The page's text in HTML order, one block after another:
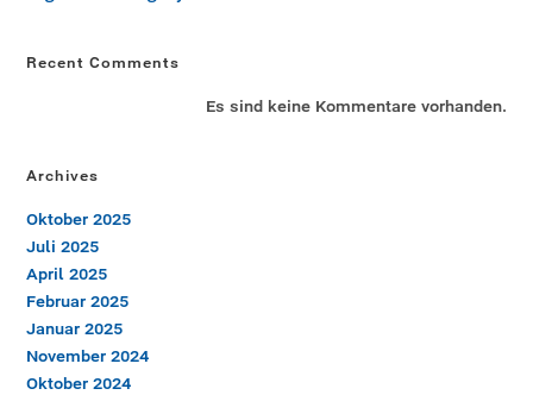
Recent Comments
Es sind keine Kommentare vorhanden.
Archives
Oktober 2025
Juli 2025
April 2025
Februar 2025
Januar 2025
November 2024
Oktober 2024